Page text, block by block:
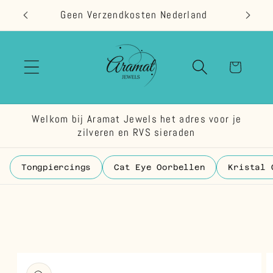
naar de
content
Geen Verzendkosten Nederland
Welkom bij Aramat Jewels het adres voor je
zilveren en RVS sieraden
Tongpiercings Cat Eye Oorbellen Kristal
direct naar